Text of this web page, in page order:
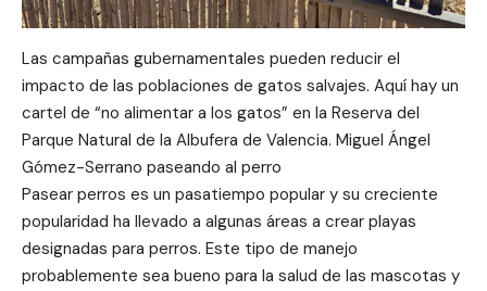
Las campañas gubernamentales pueden reducir el
impacto de las poblaciones de gatos salvajes. Aquí hay un
cartel de “no alimentar a los gatos” en la Reserva del
Parque Natural de la Albufera de Valencia. Miguel Ángel
Gómez-Serrano paseando al perro
Pasear perros es un pasatiempo popular y su creciente
popularidad ha llevado a algunas áreas a crear playas
designadas para perros. Este tipo de manejo
probablemente sea bueno para la salud de las mascotas y